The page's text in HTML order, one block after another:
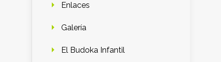
Enlaces
Galería
El Budoka Infantil